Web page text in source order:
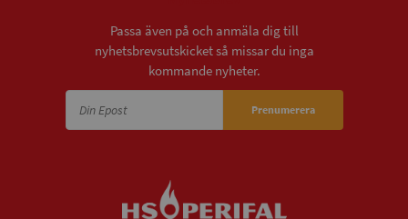
Passa även på och anmäla dig till
nyhetsbrevsutskicket så missar du inga
kommande nyheter.
Prenumerera